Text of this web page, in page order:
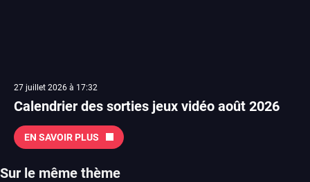
27 juillet 2026 à 17:32
Calendrier des sorties jeux vidéo août 2026
EN SAVOIR PLUS
Sur le même thème